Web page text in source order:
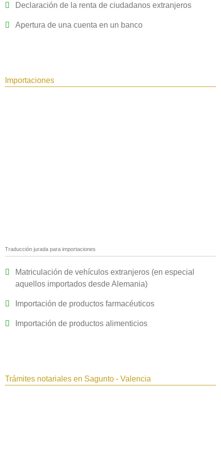
Declaración de la renta de ciudadanos extranjeros
Apertura de una cuenta en un banco
Importaciones
Traducción jurada para importaciones
Matriculación de vehículos extranjeros (en especial
aquellos importados desde Alemania)
Importación de productos farmacéuticos
Importación de productos alimenticios
Trámites notariales en Sagunto - Valencia